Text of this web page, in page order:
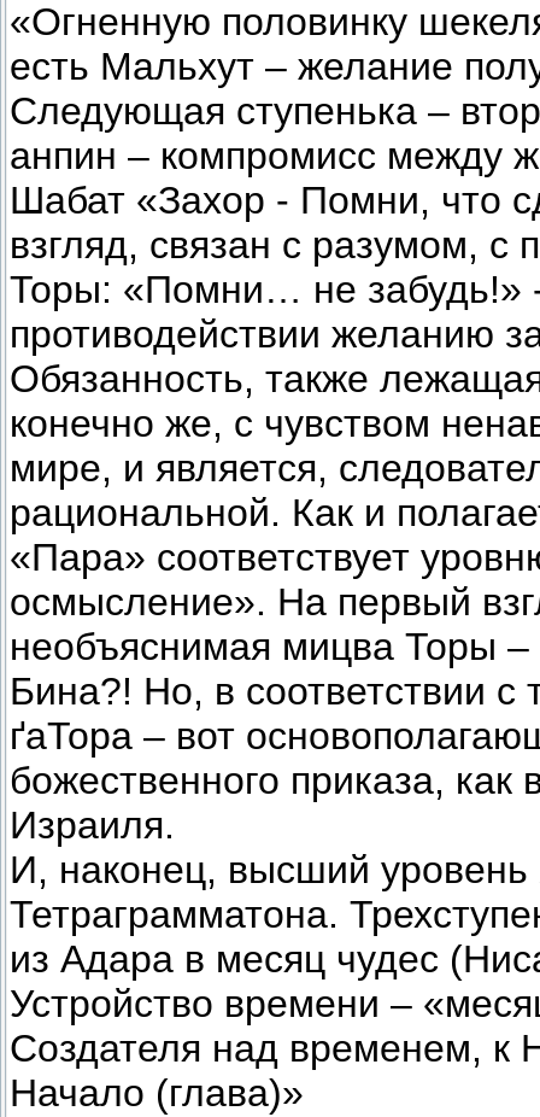
«Огненную половинку
есть Мальхут – желание
Следующая ступенька –
анпин – компромисс между
Шабат «Захор - Помни, что
взгляд, связан с разумом,
Торы: «Помни… не забудь!»
противодействии желанию
Обязанность, также
конечно же, с чувством
мире, и является,
рациональной. Как и
«Пара» соответствует
осмысление». На первый
необъяснимая мицва Торы
Бина?! Но, в соответствии с
ґаТора – вот
божественного приказа,
Израиля.
И, наконец, высший
Тетраграмматона.
из Адара в месяц чудес
Устройство времени –
Создателя над временем, к
Начало (глава)»